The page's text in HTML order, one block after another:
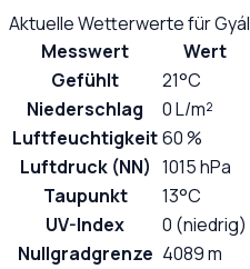
Aktuelle Wetterwerte fürGyál
Messwert
Wert
Gefühlt
21°C
Niederschlag
0 L/m²
Luftfeuchtigkeit60 %
Luftdruck (NN) 1015 hPa
Taupunkt
13°C
UV-Index
0 (niedrig)
Nullgradgrenze 4089 m